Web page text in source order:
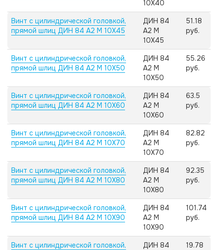
10X40
Винт с цилиндрической головкой,
прямой шлиц ДИН 84 А2 M 10X45
ДИН 84
А2 M
10X45
51.18
руб.
Винт с цилиндрической головкой,
прямой шлиц ДИН 84 А2 M 10X50
ДИН 84
А2 M
10X50
55.26
руб.
Винт с цилиндрической головкой,
прямой шлиц ДИН 84 А2 M 10X60
ДИН 84
А2 M
10X60
63.5
руб.
Винт с цилиндрической головкой,
прямой шлиц ДИН 84 А2 M 10X70
ДИН 84
А2 M
10X70
82.82
руб.
Винт с цилиндрической головкой,
прямой шлиц ДИН 84 А2 M 10X80
ДИН 84
А2 M
10X80
92.35
руб.
Винт с цилиндрической головкой,
прямой шлиц ДИН 84 А2 M 10X90
ДИН 84
А2 M
10X90
101.74
руб.
Винт с цилиндрической головкой,
ДИН 84
19.78